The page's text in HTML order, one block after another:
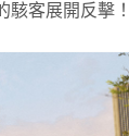
客展開反擊！